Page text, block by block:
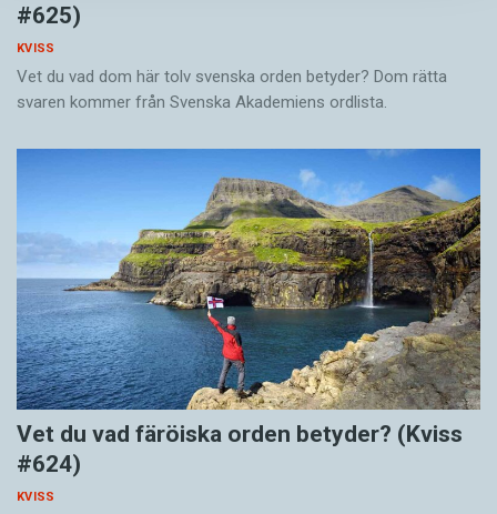
#625)
KVISS
Vet du vad dom här tolv svenska orden betyder? Dom rätta
svaren kommer från Svenska Akademiens ordlista.
Vet du vad färöiska orden betyder? (Kviss
#624)
KVISS